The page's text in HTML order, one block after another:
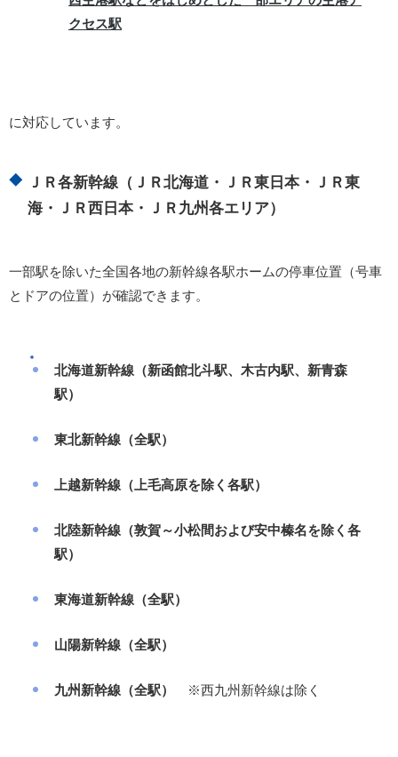
クセス駅
に対応しています。
ＪＲ各新幹線（ＪＲ北海道・ＪＲ東日本・ＪＲ東
海・ＪＲ西日本・ＪＲ九州各エリア）
一部駅を除いた全国各地の新幹線各駅ホームの停車位置（号車
とドアの位置）が確認できます。
北海道新幹線（新函館北斗駅、木古内駅、新青森
駅）
東北新幹線（全駅）
上越新幹線（上毛高原を除く各駅）
北陸新幹線（敦賀～小松間および安中榛名を除く各
駅）
東海道新幹線（全駅）
山陽新幹線（全駅）
九州新幹線（全駅） ※西九州新幹線は除く